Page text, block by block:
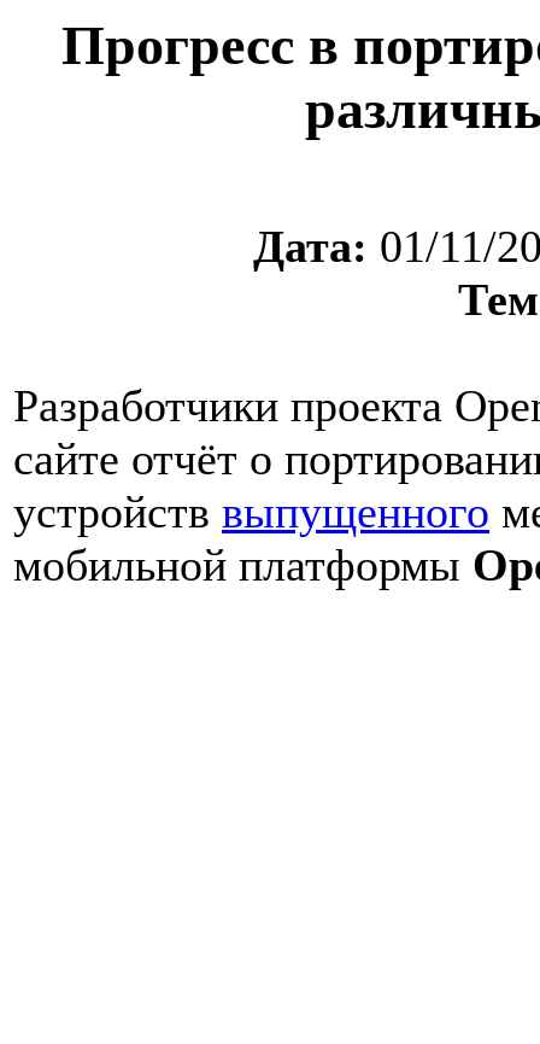
Прогресс в
Дата: 01/11/
Разработчики проекта
сайте отчёт о
устройств выпущенного
мобильной платформы